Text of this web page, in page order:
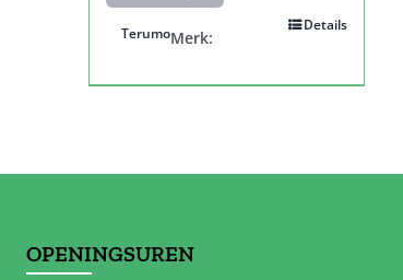
Details
Merk:
Terumo
OPENINGSUREN